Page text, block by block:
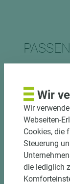
Wir
Wir
Webseiten-
Cookies, die
Steuerung
die lediglich